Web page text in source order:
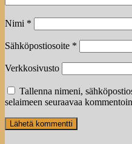
Nimi *
Sähköpostiosoite *
Verkkosivusto
Tallenna nimeni,
selaimeen seuraavaa